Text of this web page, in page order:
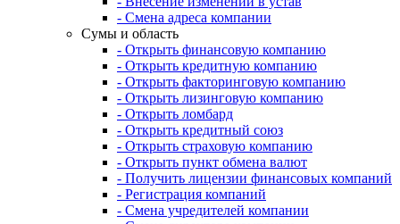
- Смена адреса компании
Сумы и область
- Открыть финансовую компанию
- Открыть кредитную компанию
- Открыть факторинговую компанию
- Открыть лизинговую компанию
- Открыть ломбард
- Открыть кредитный союз
- Открыть страховую компанию
- Открыть пункт обмена валют
- Получить лицензии финансовых компаний
- Регистрация компаний
- Смена учредителей компании